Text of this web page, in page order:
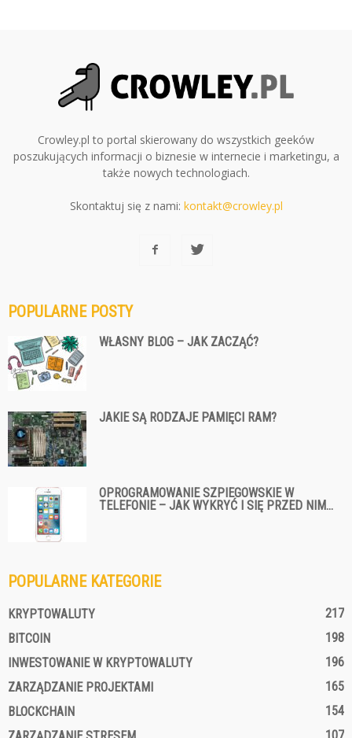
Crowley.pl to portal skierowany do wszystkich geeków
poszukujących informacji o biznesie w internecie i marketingu, a
także nowych technologiach.
Skontaktuj się z nami: kontakt@crowley.pl
POPULARNE POSTY
WŁASNY BLOG – JAK ZACZĄĆ?
JAKIE SĄ RODZAJE PAMIĘCI RAM?
OPROGRAMOWANIE SZPIEGOWSKIE W
TELEFONIE – JAK WYKRYĆ I SIĘ PRZED NIM...
POPULARNE KATEGORIE
KRYPTOWALUTY
217
BITCOIN
198
INWESTOWANIE W KRYPTOWALUTY
196
ZARZĄDZANIE PROJEKTAMI
165
BLOCKCHAIN
154
107